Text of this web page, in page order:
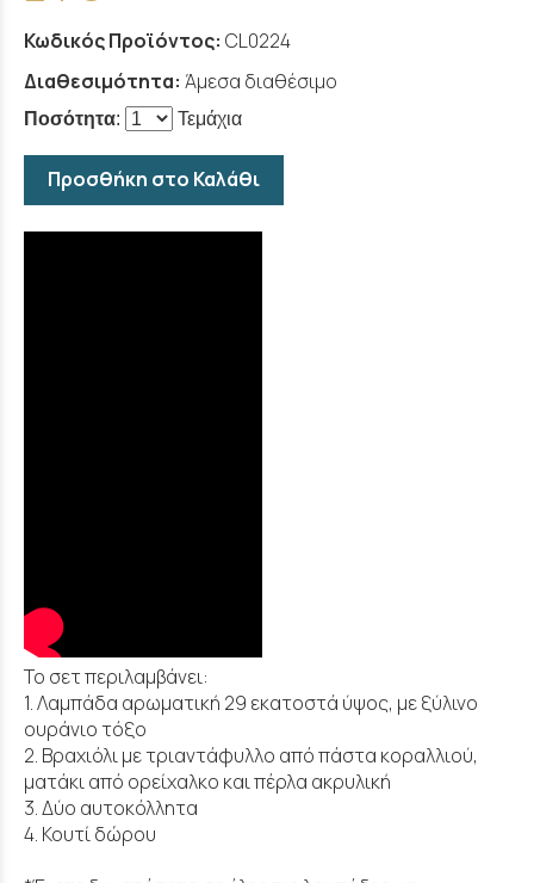
Κωδικός Προϊόντος: CL0224
Διαθεσιμότητα: Άμεσα διαθέσιμο
Ποσότητα: Τεμάχια
Προσθήκη στο Καλάθι
Το σετ περιλαμβάνει:
1. Λαμπάδα αρωματική 29 εκατοστά ύψος, με ξύλινο
ουράνιο τόξο
2. Βραχιόλι με τριαντάφυλλο από πάστα κοραλλιού,
ματάκι από ορείχαλκο και πέρλα ακρυλική
3. Δύο αυτοκόλλητα
4. Κουτί δώρου